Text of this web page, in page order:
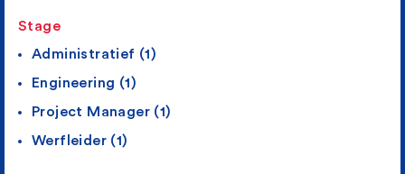
Stage
Administratief (1)
Engineering (1)
Project Manager (1)
Werfleider (1)